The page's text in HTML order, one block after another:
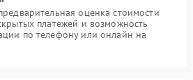
оценка стоимости
платежей и возможность
по телефону или онлайн на